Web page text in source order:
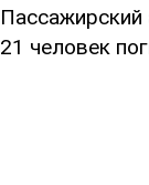
Пассажирский
21 человек